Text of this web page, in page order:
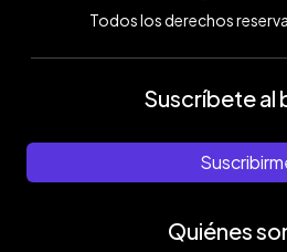
Todos los derechos
Suscríbete al
Quiénes